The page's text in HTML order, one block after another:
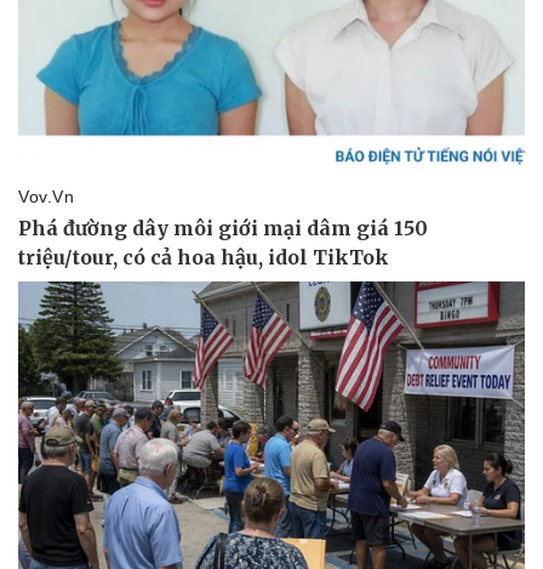
Doanh nhân
Vì cộng đồng
Công nghệ
Sành điệu
Chuyển đổi số